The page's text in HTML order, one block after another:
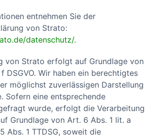
entnehmen Sie der
von Strato:
datenschutz/.
von Strato erfolgt auf Grundlage von
DSGVO. Wir haben ein berechtigtes
möglichst zuverlässigen Darstellung
Sofern eine entsprechende
wurde, erfolgt die Verarbeitung
Grundlage von Art. 6 Abs. 1 lit. a
Abs. 1 TTDSG, soweit die